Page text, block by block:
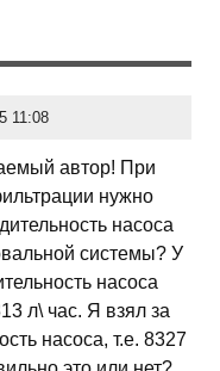
11:08
автор! При
нужно
насоса
системы? У
насоса
л\ час. Я взял за
насоса, т.е. 8327